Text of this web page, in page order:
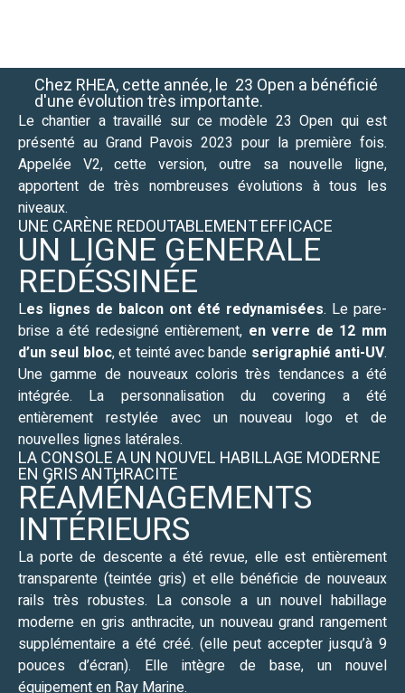
Chez RHEA, cette année, le 23 Open a bénéficié
d'une évolution très importante.
Le chantier a travaillé sur ce modèle 23 Open qui est
présenté au Grand Pavois 2023 pour la première fois.
Appelée V2, cette version, outre sa nouvelle ligne,
apportent de très nombreuses évolutions à tous les
niveaux.
UNE CARÈNE REDOUTABLEMENT EFFICACE
UN LIGNE GENERALE
REDÉSSINÉE
Les lignes de balcon ont été redynamisées. Le pare-
brise a été redesigné entièrement, en verre de 12 mm
d’un seul bloc, et teinté avec bande serigraphié anti-UV.
Une gamme de nouveaux coloris très tendances a été
intégrée. La personnalisation du covering a été
entièrement restylée avec un nouveau logo et de
nouvelles lignes latérales.
LA CONSOLE A UN NOUVEL HABILLAGE MODERNE
EN GRIS ANTHRACITE
RÉAMÉNAGEMENTS
INTÉRIEURS
La porte de descente a été revue, elle est entièrement
transparente (teintée gris) et elle bénéficie de nouveaux
rails très robustes. La console a un nouvel habillage
moderne en gris anthracite, un nouveau grand rangement
supplémentaire a été créé. (elle peut accepter jusqu’à 9
pouces d’écran). Elle intègre de base, un nouvel
équipement en Ray Marine.